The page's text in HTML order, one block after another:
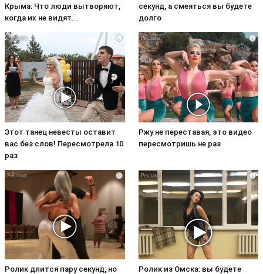
Крыма: Что люди вытворяют,
когда их не видят...
секунд, а смеяться вы будете
долго
i
Этот танец невесты оставит
вас без слов! Пересмотрела 10
раз
i
Ржу не переставая, это видео
пересмотришь не раз
i
Ролик длится пару секунд, но
i
Ролик из Омска: вы будете